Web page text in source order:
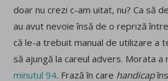
doar nu crezi c-am uitat, nu? Ca să
au avut nevoie însă de o repriză
că le-a trebuit manual de utilizare a
să ajungă la careul advers. Morata
minutul 94. Frază în care handicap